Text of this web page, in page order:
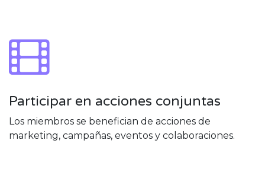
Participar en acciones conjuntas
Los miembros se benefician de acciones de
marketing, campañas, eventos y colaboraciones.